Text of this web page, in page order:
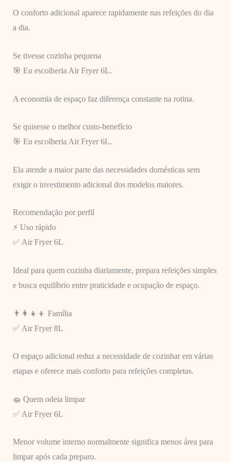
O conforto adicional aparece rapidamente nas refeições do dia
a dia.
Se tivesse cozinha pequena
🎯 Eu escolheria Air Fryer 6L.
A economia de espaço faz diferença constante na rotina.
Se quisesse o melhor custo-benefício
🎯 Eu escolheria Air Fryer 6L.
Ela atende a maior parte das necessidades domésticas sem
exigir o investimento adicional dos modelos maiores.
Recomendação por perfil
⚡ Uso rápido
✅ Air Fryer 6L
Ideal para quem cozinha diariamente, prepara refeições simples
e busca equilíbrio entre praticidade e ocupação de espaço.
👨‍👩‍👧‍👦 Família
✅ Air Fryer 8L
O espaço adicional reduz a necessidade de cozinhar em várias
etapas e oferece mais conforto para refeições completas.
🧽 Quem odeia limpar
✅ Air Fryer 6L
Menor volume interno normalmente significa menos área para
limpar após cada preparo.